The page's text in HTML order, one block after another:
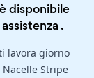
disponibile
.
lavora giorno
Stripe